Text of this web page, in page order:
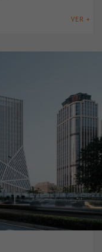
VER +